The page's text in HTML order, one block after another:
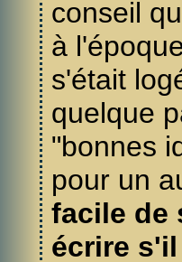
conseil
à
s'était
quelque
"bonnes
pour un
facile de
écrire